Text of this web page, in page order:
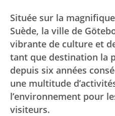
Située sur la
Suède, la ville de
vibrante de culture et
tant que destination la
depuis six années
une multitude
l’environnement pour
visiteurs.